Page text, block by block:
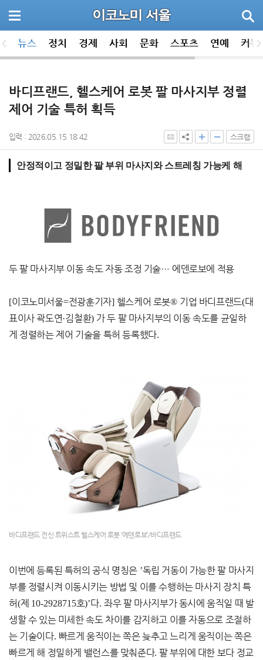
뉴스 정치 경제 사회 문화 스포츠 연예 커뮤
바디프랜드, 헬스케어 로봇 팔 마사지부 정렬
제어 기술 특허 획득
입력 : 2026.05.15 18:42
안정적이고 정밀한 팔 부위 마사지와 스트레칭 가능케 해
두 팔 마사지부 이동 속도 자동 조정 기술… 에덴로보에 적용
[이코노미서울=전광훈기자] 헬스케어 로봇® 기업 바디프랜드(대
표이사 곽도연·김철환) 가 두 팔 마사지부의 이동 속도를 균일하
게 정렬하는 제어 기술을 특허 등록했다.
바디프랜드 전신 트위스트 헬스케어 로봇 ‘에덴로보’/바디프랜드
이번에 등록된 특허의 공식 명칭은 ’독립 거동이 가능한 팔 마사지
부를 정렬시켜 이동시키는 방법 및 이를 수행하는 마사지 장치 특
허(제 10-2928715호)’다.좌우 팔 마사지부가 동시에 움직일 때 발
생할 수 있는 미세한 속도 차이를 감지하고 이를 자동으로 조절하
는 기술이다. 빠르게 움직이는 쪽은 늦추고 느리게 움직이는 쪽은
빠르게 해 정밀하게 밸런스를 맞춰준다.팔 부위에 대한 보다 정교